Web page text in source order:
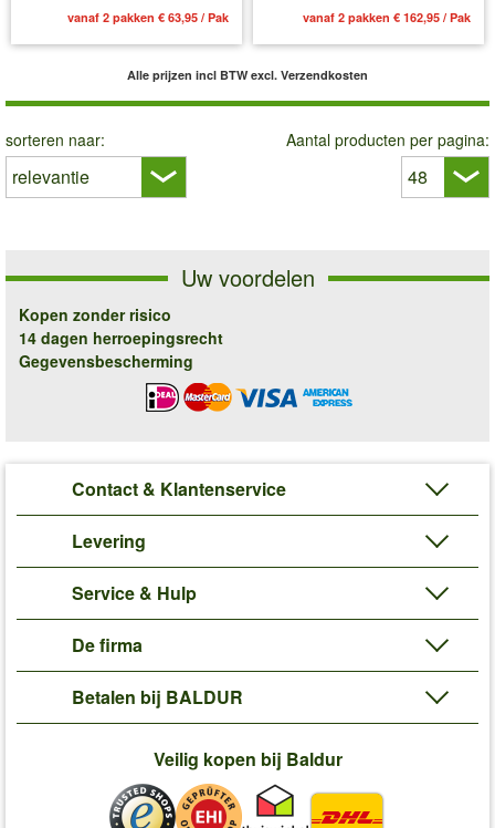
vanaf 2 pakken € 63,95 / Pak vanaf 2 pakken € 162,95 / Pak
Alle prijzen incl BTW excl. Verzendkosten
sorteren naar: Aantal producten per pagina:
Uw voordelen
Kopen zonder risico
14 dagen herroepingsrecht
Gegevensbescherming
Contact & Klantenservice
Levering
Service & Hulp
De firma
Betalen bij BALDUR
Veilig kopen bij Baldur